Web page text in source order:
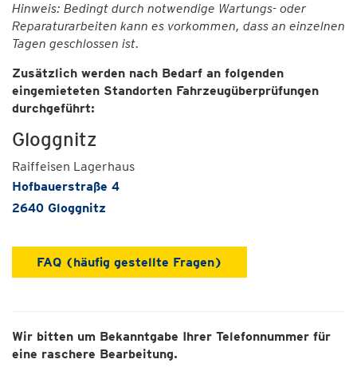
Hinweis: Bedingt durch notwendige Wartungs- oder
Reparaturarbeiten kann es vorkommen, dass an einzelnen
Tagen geschlossen ist.
Zusätzlich werden nach Bedarf an folgenden
eingemieteten Standorten Fahrzeugüberprüfungen
durchgeführt:
Gloggnitz
Raiffeisen Lagerhaus
Hofbauerstraße 4
2640 Gloggnitz
FAQ (häufig gestellte Fragen)
Wir bitten um Bekanntgabe Ihrer Telefonnummer für
eine raschere Bearbeitung.